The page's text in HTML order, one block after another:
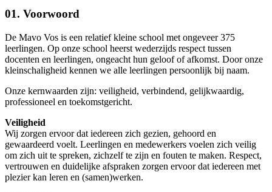
01. Voorwoord
De Mavo Vos is een relatief kleine school met ongeveer 375
leerlingen. Op onze school heerst wederzijds respect tussen
docenten en leerlingen, ongeacht hun geloof of afkomst. Door onze
kleinschaligheid kennen we alle leerlingen persoonlijk bij naam.
Onze kernwaarden zijn: veiligheid, verbindend, gelijkwaardig,
professioneel en toekomstgericht.
Veiligheid
Wij zorgen ervoor dat iedereen zich gezien, gehoord en
gewaardeerd voelt. Leerlingen en medewerkers voelen zich veilig
om zich uit te spreken, zichzelf te zijn en fouten te maken. Respect,
vertrouwen en duidelijke afspraken zorgen ervoor dat iedereen met
plezier kan leren en (samen)werken.